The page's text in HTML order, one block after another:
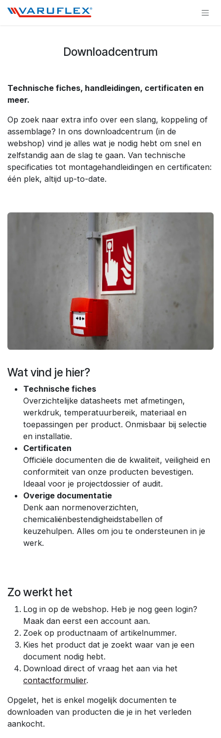
Downloadcentrum
Technische fiches, handleidingen, certificaten en
meer.
Op zoek naar extra info over een slang, koppeling of
assemblage? In ons downloadcentrum (in de
webshop) vind je alles wat je nodig hebt om snel en
zelfstandig aan de slag te gaan. Van technische
specificaties tot montagehandleidingen en certificaten:
één plek, altijd up-to-date.
Wat vind je hier?
Technische fiches
Overzichtelijke datasheets met afmetingen,
werkdruk, temperatuurbereik, materiaal en
toepassingen per product. Onmisbaar bij selectie
en installatie.
Certificaten
Officiële documenten die de kwaliteit, veiligheid en
conformiteit van onze producten bevestigen.
Ideaal voor je projectdossier of audit.
Overige documentatie
Denk aan normenoverzichten,
chemicaliënbestendigheidstabellen of
keuzehulpen. Alles om jou te ondersteunen in je
werk.
Zo werkt het
Log in op de webshop. Heb je nog geen login?
Maak dan eerst een account aan.
Zoek op productnaam of artikelnummer.
Kies het product dat je zoekt waar van je een
document nodig hebt.
Download direct of vraag het aan via het
contactformulier.
Opgelet, het is enkel mogelijk documenten te
downloaden van producten die je in het verleden
aankocht.